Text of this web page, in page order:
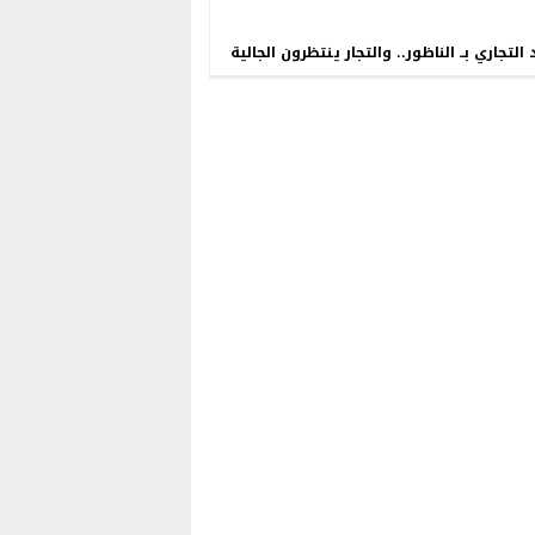
التجاري بــ الناظور.. والتجار ينتظرون الجالية